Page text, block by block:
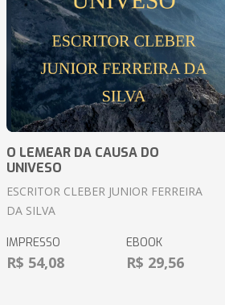
O LEMEAR DA CAUSA DO
UNIVESO
ESCRITOR CLEBER JUNIOR FERREIRA
DA SILVA
IMPRESSO
R$ 54,08
EBOOK
R$ 29,56